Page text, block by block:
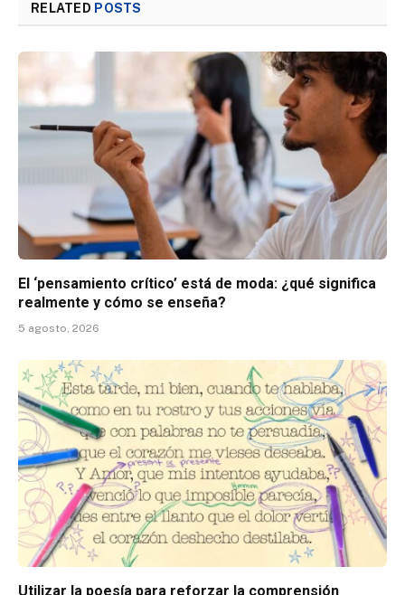
RELATED POSTS
El ‘pensamiento crítico’ está de moda: ¿qué significa
realmente y cómo se enseña?
5 agosto, 2026
Utilizar la poesía para reforzar la comprensión